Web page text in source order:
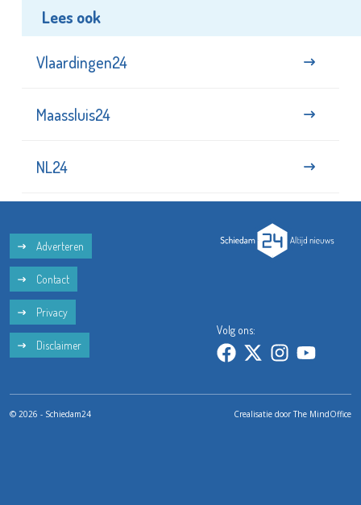
Lees ook
Vlaardingen24
Maassluis24
NL24
Adverteren
Contact
Privacy
Disclaimer
Volg ons:
© 2026 - Schiedam24 Crealisatie doorThe MindOffice